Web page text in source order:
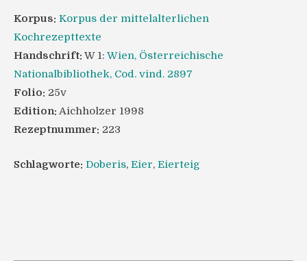
Korpus: Korpus der mittelalterlichen
Kochrezepttexte
Handschrift: W 1: Wien, Österreichische
Nationalbibliothek, Cod. vind. 2897
Folio: 25v
Edition: Aichholzer 1998
Rezeptnummer: 223
Schlagworte: Doberis, Eier, Eierteig